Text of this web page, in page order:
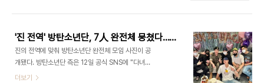
램 출연도 꾸준히 병행하는 싱어송라이터다. 임영웅
정장 차림에 손에는 꽃다발을 들고 있다. 방 의장은
하얀색 셔츠와 청바지 차림으로 환하게 웃고 있다. 특
히 방 의장의 목에 걸린 행사 비표가 눈길을 끈다. 방
의장이 진의 팬 이벤트에 참석해 촬영한 사진임을 짐
작케 한다. 진은 지난 12일 만기 전역했으며, 다음
'진 전역' 방탄소년단, 7人 완전체 뭉쳤다…"다녀왔습니다"
진의 전역에 맞춰 방탄소년단 완전체 모임 사진이 공
개됐다. 방탄소년단 측은 12일 공식 SNS에 "다녀왔
습니다"라는 글과 함께 방탄소년단 전원이 모인 사진
더보기